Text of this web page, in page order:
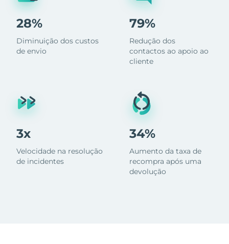
28%
Diminuição dos custos
de envio
3x
Velocidade na resolução
de incidentes
79%
Redução dos
contactos ao apoio ao
cliente
34%
Aumento da taxa de
recompra após uma
devolução